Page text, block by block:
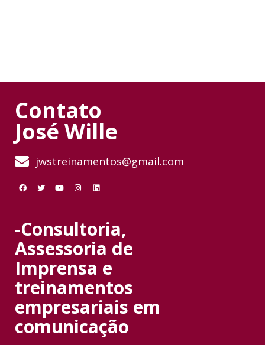
Contato
José Wille
jwstreinamentos@gmail.com
-Consultoria,
Assessoria de
Imprensa e
treinamentos
empresariais em
comunicação